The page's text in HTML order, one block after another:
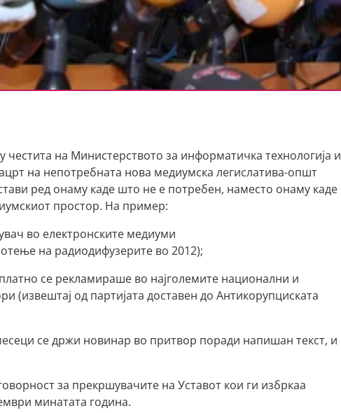
на Министерството за информатичка технологија и
на непотребната нова медиумска легислатива-општ
ред онаму каде што не е потребен, наместо онаму каде
простор. На пример:
во електронските медиуми
на радиодифузерите во 2012);
се рекламираше во најголемите национални и
(извештај од партијата доставен до Антикорупциската
се држи новинар во притвор поради напишан текст, и
за прекршувачите на Уставот кои ги избркаа
минатата година.